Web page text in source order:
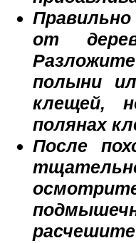
от
полыни
клещей,
полянах
После
расчешите